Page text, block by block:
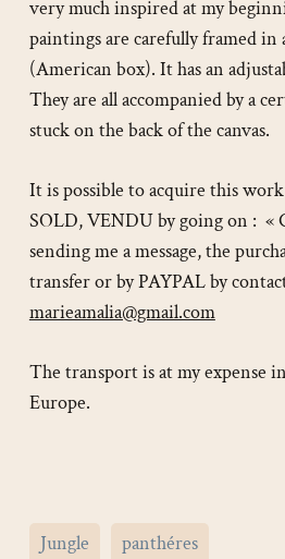
very much inspired at my
paintings are carefully framed in
(American box). It has an
They are all accompanied by a
stuck on the back of the canvas.
It is possible to acquire this
SOLD, VENDU by going on : «
sending me a message, the
transfer or by PAYPAL by
marieamalia@gmail.com
The transport is at my expense
Europe.
Jungle panthéres